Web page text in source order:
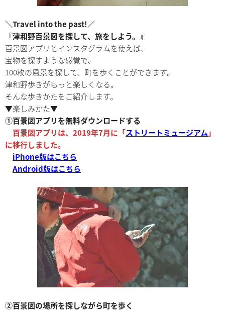
＼Travel into the past!／
『津和野百景図を探して、旅をしよう。』
百景図アプリとインスタグラムを使えば、
宝物を探すような感覚で、
100枚の風景を探して、町を歩くことができます。
津和野歩きがもっと楽しくなる。
そんな歩きかたをご紹介します。
▼楽しみかた▼
①百景図アプリを無料ダウンロードする
百景図アプリは、2019年7月に「ストリートミュージアム」
に移行しました。
iPhone版はこちら
Android版はこちら
②百景図の場所を探しながら町を歩く